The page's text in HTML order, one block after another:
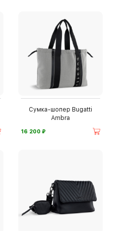
Сумка-шопер Bugatti
Ambra
16 200 ⃏